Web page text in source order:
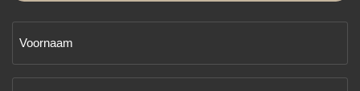
(Vereist)